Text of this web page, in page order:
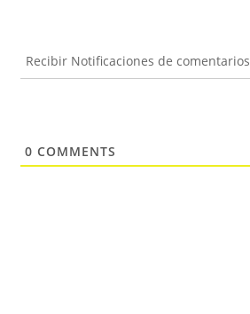
Recibir Notificaciones de comentarios
0 COMMENTS